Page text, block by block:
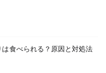
食べられる？原因と対処法